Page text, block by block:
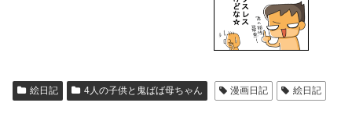
絵日記 4人の子供と鬼ばば母ちゃん 漫画日記 絵日記